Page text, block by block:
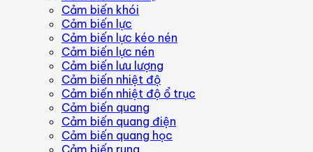
Cảm biến khói
Cảm biến lực
Cảm biến lực kéo nén
Cảm biến lực nén
Cảm biến lưu lượng
Cảm biến nhiệt độ
Cảm biến nhiệt độ ổ trục
Cảm biến quang
Cảm biến quang điện
Cảm biến quang học
Cảm biến rung